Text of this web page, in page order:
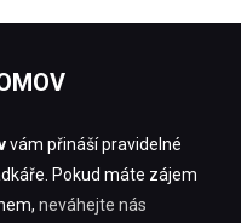
vám přináší pravidelné
Pokud máte zájem
neváhejte nás